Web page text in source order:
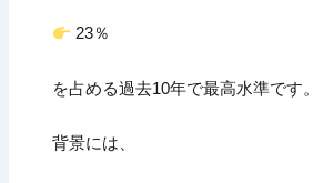
23％
を占める過去10年で最高水準です。
背景には、